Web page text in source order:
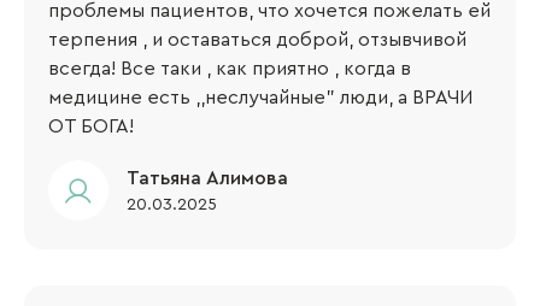
проблемы пациентов, что хочется пожелать ей
терпения , и оставаться доброй, отзывчивой
всегда! Все таки , как приятно , когда в
медицине есть ,,неслучайные" люди, а ВРАЧИ
ОТ БОГА!
Татьяна Алимова
20.03.2025